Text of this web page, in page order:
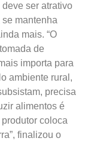
ser atrativo
mantenha
mais. “O
de
importa para
ambiente rural,
precisa
alimentos é
coloca
finalizou o